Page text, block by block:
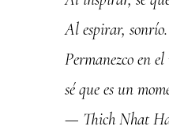
Al espirar, sonrío.
Permanezco en
sé que es un
— Thich Nhat